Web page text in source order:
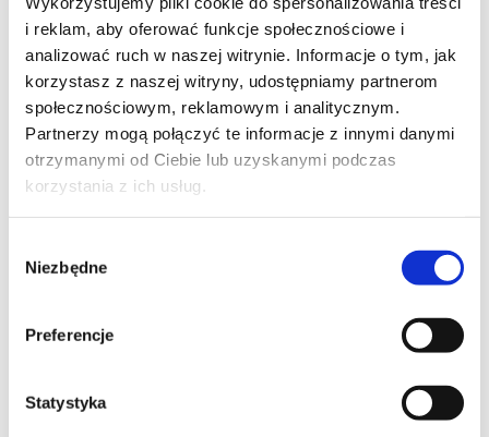
i reklam, aby oferować funkcje społecznościowe i
analizować ruch w naszej witrynie. Informacje o tym, jak
korzystasz z naszej witryny, udostępniamy partnerom
społecznościowym, reklamowym i analitycznym.
Partnerzy mogą połączyć te informacje z innymi danymi
otrzymanymi od Ciebie lub uzyskanymi podczas
korzystania z ich usług.
zgody
Niezbędne
Preferencje
Statystyka
TELEFON KONTAKTOWY*
EMAIL*